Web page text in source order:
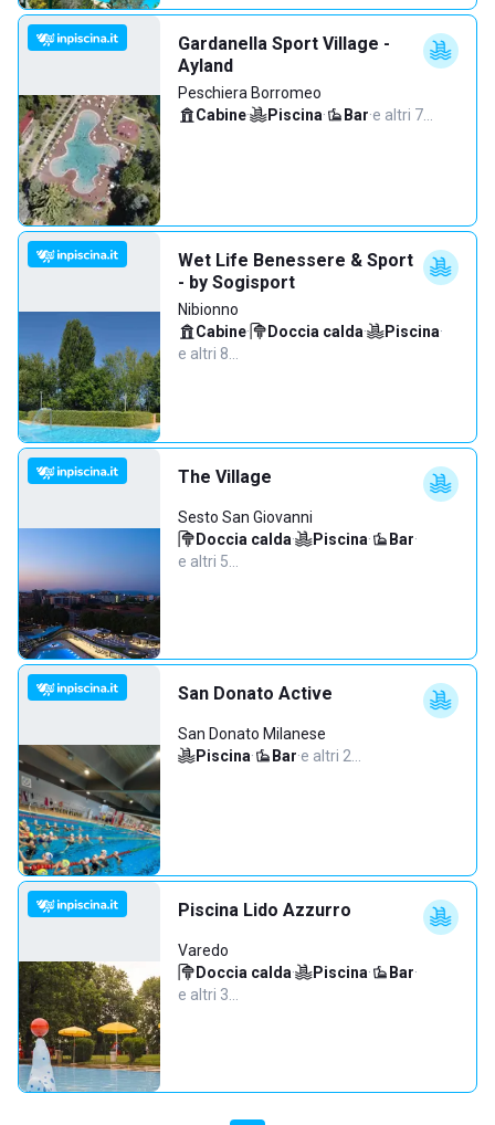
Gardanella Sport Village -
Ayland
Peschiera Borromeo
Cabine· Piscina· Bar·e altri 7…
Wet Life Benessere & Sport
- by Sogisport
Nibionno
Cabine· Doccia calda· Piscina·
e altri 8…
The Village
Sesto San Giovanni
Doccia calda· Piscina· Bar·
e altri 5…
San Donato Active
San Donato Milanese
Piscina· Bar·e altri 2…
Piscina Lido Azzurro
Varedo
Doccia calda· Piscina· Bar·
e altri 3…